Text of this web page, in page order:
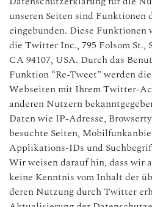
unseren Seiten sind Funktionen
eingebunden. Diese Funktionen
die Twitter Inc., 795 Folsom St.,
CA 94107, USA. Durch das
Funktion “Re-Tweet” werden
Webseiten mit Ihrem Twitter-
anderen Nutzern
Daten wie IP-Adresse,
besuchte Seiten,
Applikations-IDs und
Wir weisen darauf hin, dass wir
keine Kenntnis vom Inhalt der
deren Nutzung durch Twitter